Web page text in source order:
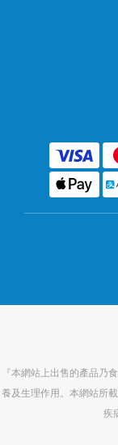
『本網站上出售的產品乃
養及生理作用。本網站所
疾